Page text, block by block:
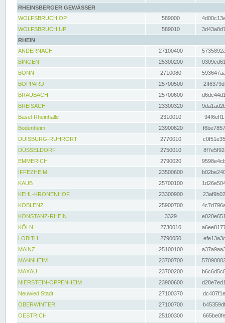
RHEINSBERGER GEWÄSSER
WOLFSBRUCH OP
589000
WOLFSBRUCH UP
589010
RHEIN
ANDERNACH
27100400
BINGEN
25300200
BONN
2710080
BOPPARD
25700500
BRAUBACH
25700600
BREISACH
23300320
Basel-Rheinhalle
2310010
Bodenheim
23900620
DUISBURG-RUHRORT
2770010
DÜSSELDORF
2750010
EMMERICH
2790020
IFFEZHEIM
23500600
KAUB
25700100
KEHL-KRONENHOF
23300900
KOBLENZ
25900700
KONSTANZ-RHEIN
3329
KÖLN
2730010
LOBITH
2790050
MAINZ
25100100
MANNHEIM
23700700
MAXAU
23700200
NIERSTEIN-OPPENHEIM
23900600
Neuwied Stadt
27100370
OBERWINTER
27100700
OESTRICH
25100300